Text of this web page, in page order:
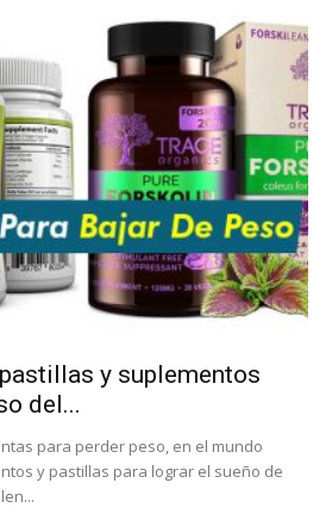
y suplementos
del...
para perder peso, en el mundo
y pastillas para lograr el sueño de